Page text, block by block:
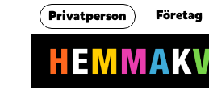
Privatperson Företag